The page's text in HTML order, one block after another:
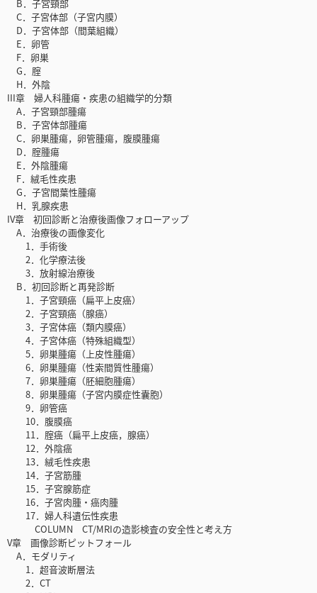
B．子宮頸部
C．子宮体部（子宮内膜）
D．子宮体部（間葉組織）
E．卵管
F．卵巣
G．腟
H．外陰
III章 婦人科腫瘍・疾患の組織学的分類
A．子宮頸部腫瘍
B．子宮体部腫瘍
C．卵巣腫瘍，卵管腫瘍，腹膜腫瘍
D．腟腫瘍
E．外陰腫瘍
F．絨毛性疾患
G．子宮間葉性腫瘍
H．乳腺疾患
IV章 初回診断と治療後画像フォローアップ
A．治療後の画像変化
1．手術後
2．化学療法後
3．放射線治療後
B．初回診断と再発診断
1．子宮頸癌（扁平上皮癌）
2．子宮頸癌（腺癌）
3．子宮体癌（類内膜癌）
4．子宮体癌（特殊組織型）
5．卵巣腫瘍（上皮性腫瘍）
6．卵巣腫瘍（性索間質性腫瘍）
7．卵巣腫瘍（胚細胞腫瘍）
8．卵巣腫瘍（子宮内膜症性囊胞）
9．卵管癌
10．腹膜癌
11．腟癌（扁平上皮癌，腺癌）
12．外陰癌
13．絨毛性疾患
14．子宮筋腫
15．子宮腺筋症
16．子宮肉腫・癌肉腫
17．婦人科遺伝性疾患
COLUMN CT/MRIの造影検査の安全性と考え方
V章 画像診断ピットフォール
A．モダリティ
1．超音波断層法
2．CT